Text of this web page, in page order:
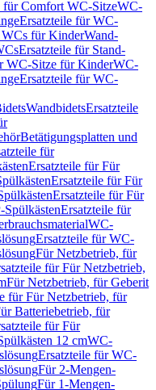
für Comfort WC-SitzeWC-
Ersatzteile für WC-
für KinderWand-
Ersatzteile für Stand-
WC-Sitze für KinderWC-
Ersatzteile für WC-
WandbidetsErsatzteile
Betätigungsplatten und
für
Ersatzteile für Für
Ersatzteile für Für
Ersatzteile für Für
Ersatzteile für
WC-
Ersatzteile für WC-
Für Netzbetrieb, für
für Für Netzbetrieb,
Für Netzbetrieb, für Geberit
für Für Netzbetrieb, für
Batteriebetrieb, für
für Für
12 cmWC-
Ersatzteile für WC-
Für 2-Mengen-
Für 1-Mengen-